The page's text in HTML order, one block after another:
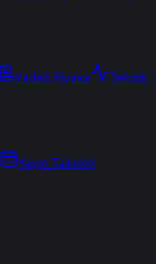
Vadeli Piyasa
Teknik
Yayın Takvimi